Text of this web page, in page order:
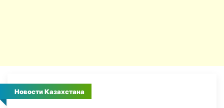
Новости Казахстана